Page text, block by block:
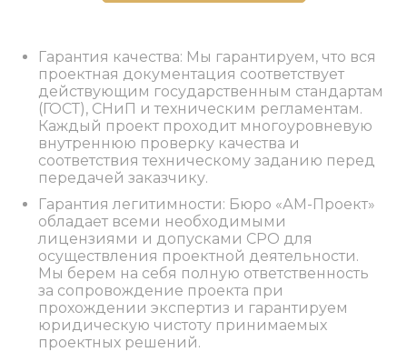
Гарантия качества: Мы гарантируем, что вся
проектная документация соответствует
действующим государственным стандартам
(ГОСТ), СНиП и техническим регламентам.
Каждый проект проходит многоуровневую
внутреннюю проверку качества и
соответствия техническому заданию перед
передачей заказчику.
Гарантия легитимности: Бюро «АМ-Проект»
обладает всеми необходимыми
лицензиями и допусками СРО для
осуществления проектной деятельности.
Мы берем на себя полную ответственность
за сопровождение проекта при
прохождении экспертиз и гарантируем
юридическую чистоту принимаемых
проектных решений.